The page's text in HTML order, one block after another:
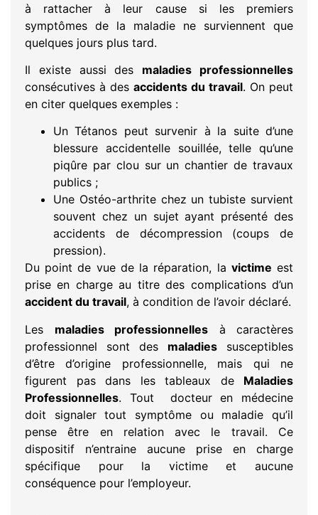
à rattacher à leur cause si les premiers
symptômes de la maladie ne surviennent que
quelques jours plus tard.
Il existe aussi des maladies professionnelles
consécutives à des accidents du travail. On peut
en citer quelques exemples :
Un Tétanos peut survenir à la suite d’une
blessure accidentelle souillée, telle qu’une
piqûre par clou sur un chantier de travaux
publics ;
Une Ostéo-arthrite chez un tubiste survient
souvent chez un sujet ayant présenté des
accidents de décompression (coups de
pression).
Du point de vue de la réparation, la victime est
prise en charge au titre des complications d’un
accident du travail, à condition de l’avoir déclaré.
Les maladies professionnelles à caractères
professionnel sont des maladies susceptibles
d’être d’origine professionnelle, mais qui ne
figurent pas dans les tableaux de Maladies
Professionnelles. Tout docteur en médecine
doit signaler tout symptôme ou maladie qu’il
pense être en relation avec le travail. Ce
dispositif n’entraine aucune prise en charge
spécifique pour la victime et aucune
conséquence pour l’employeur.